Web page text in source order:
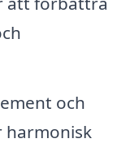
och
harmonisk